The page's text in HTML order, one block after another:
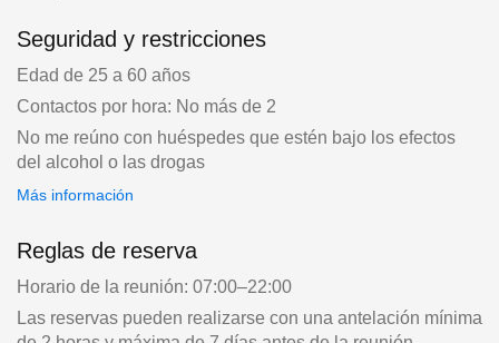
Seguridad y restricciones
Edad de 25 a 60 años
Contactos por hora: No más de 2
No me reúno con huéspedes que estén bajo los efectos
del alcohol o las drogas
Más información
Reglas de reserva
Horario de la reunión: 07:00–22:00
Las reservas pueden realizarse con una antelación mínima